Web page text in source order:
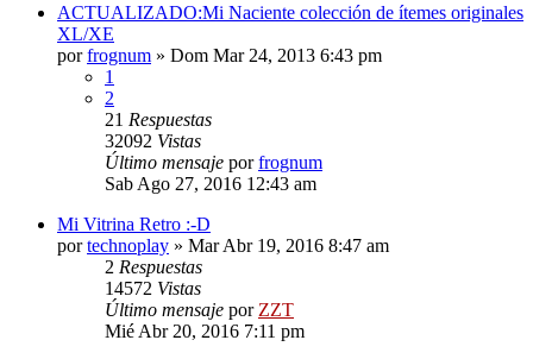
ACTUALIZADO:Mi Naciente colección de ítemes originales
XL/XE
porfrognum » Dom Mar 24, 2013 6:43 pm
1
2
21 Respuestas
32092 Vistas
Último mensaje porfrognum
Sab Ago 27, 2016 12:43 am
Mi Vitrina Retro :-D
portechnoplay » Mar Abr 19, 2016 8:47 am
2 Respuestas
14572 Vistas
Último mensaje por ZZT
Mié Abr 20, 2016 7:11 pm